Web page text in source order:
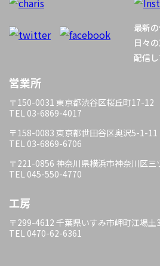
ー
シ
ョ
ン
最新
日々
配信し
営業所
〒150-0031 東京都渋谷区桜丘町17-12
TEL 03-6869-4017
〒158-0083 東京都世田谷区奥沢5-1-11
TEL 03-6869-6706
〒221-0856 神奈川県横浜市神奈川区三
TEL 045-550-4770
工房
〒299-4612 千葉県いすみ市岬町江場土
TEL 0470-62-6361